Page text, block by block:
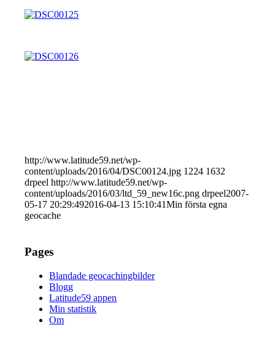
http://www.latitude59.net/wp-
content/uploads/2016/04/DSC00124.jpg 1224 1632
drpeel http://www.latitude59.net/wp-
content/uploads/2016/03/ltd_59_new16c.png drpeel2007-
05-17 20:29:492016-04-13 15:10:41Min första egna
geocache
Pages
Blandade geocachingbilder
Blogg
Latitude59 appen
Min statistik
Om